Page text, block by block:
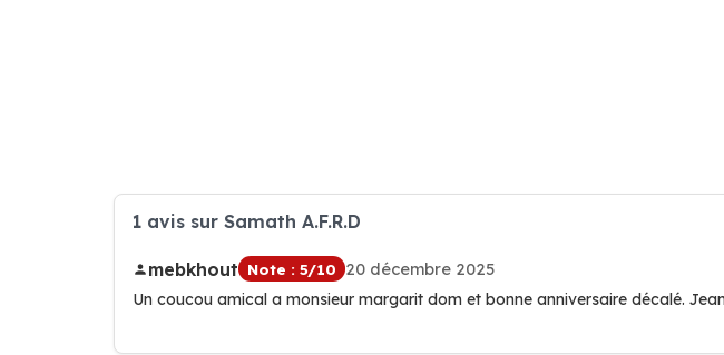
1 avis sur Samath A.F.R.D
mebkhout Note : 5/10 20 décembre 2025
Un coucou amical a monsieur margarit dom et bonne anniversaire décalé.